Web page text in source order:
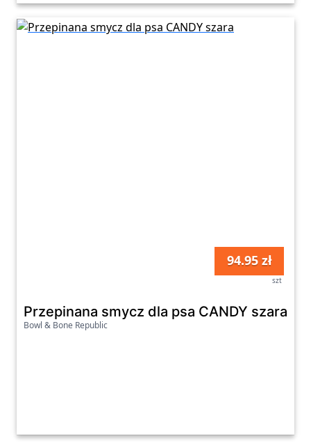
94.95 zł
szt
Przepinana smycz dla psa CANDY szara
Bowl & Bone Republic